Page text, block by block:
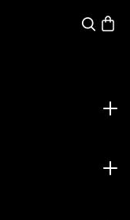
Suche